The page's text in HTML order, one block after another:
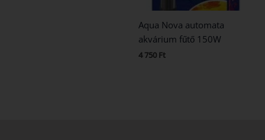
Aqua Nova automata
akvárium fűtő 150W
4 750 Ft